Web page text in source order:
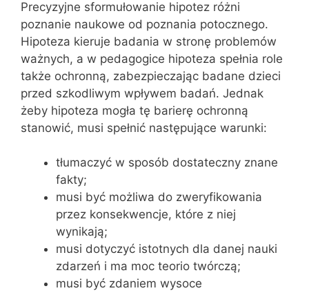
Precyzyjne sformułowanie hipotez różni
poznanie naukowe od poznania potocznego.
Hipoteza kieruje badania w stronę problemów
ważnych, a w pedagogice hipoteza spełnia role
także ochronną, zabezpieczając badane dzieci
przed szkodliwym wpływem badań. Jednak
żeby hipoteza mogła tę barierę ochronną
stanowić, musi spełnić następujące warunki:
tłumaczyć w sposób dostateczny znane
fakty;
musi być możliwa do zweryfikowania
przez konsekwencje, które z niej
wynikają;
musi dotyczyć istotnych dla danej nauki
zdarzeń i ma moc teorio twórczą;
musi być zdaniem wysoce